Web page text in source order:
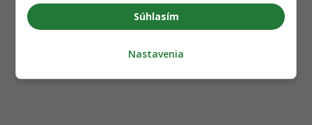
Súhlasím
Nastavenia